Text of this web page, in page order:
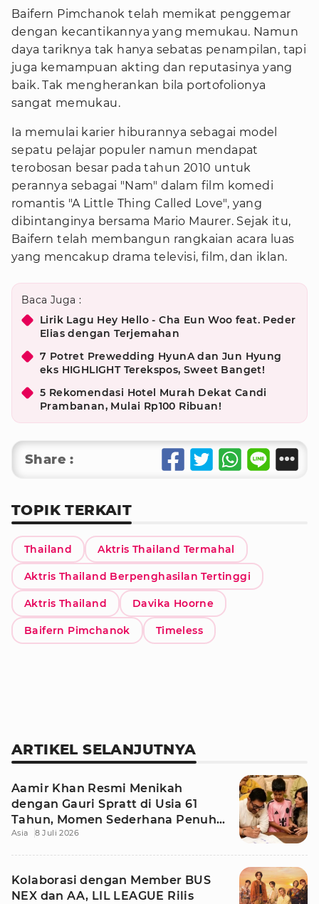
Baifern Pimchanok telah memikat penggemar
dengan kecantikannya yang memukau. Namun
daya tariknya tak hanya sebatas penampilan, tapi
juga kemampuan akting dan reputasinya yang
baik. Tak mengherankan bila portofolionya
sangat memukau.
Ia memulai karier hiburannya sebagai model
sepatu pelajar populer namun mendapat
terobosan besar pada tahun 2010 untuk
perannya sebagai "Nam" dalam film komedi
romantis "A Little Thing Called Love", yang
dibintanginya bersama Mario Maurer. Sejak itu,
Baifern telah membangun rangkaian acara luas
yang mencakup drama televisi, film, dan iklan.
Baca Juga :
Lirik Lagu Hey Hello - Cha Eun Woo feat. Peder
Elias dengan Terjemahan
7 Potret Prewedding HyunA dan Jun Hyung
eks HIGHLIGHT Terekspos, Sweet Banget!
5 Rekomendasi Hotel Murah Dekat Candi
Prambanan, Mulai Rp100 Ribuan!
Share :
TOPIK TERKAIT
Thailand Aktris Thailand Termahal
Aktris Thailand Berpenghasilan Tertinggi
Aktris Thailand Davika Hoorne
Baifern Pimchanok Timeless
ARTIKEL SELANJUTNYA
Aamir Khan Resmi Menikah
dengan Gauri Spratt di Usia 61
Tahun, Momen Sederhana Penuh
Kehangatan
Asia 8 Juli 2026
Kolaborasi dengan Member BUS
NEX dan AA, LIL LEAGUE Rilis